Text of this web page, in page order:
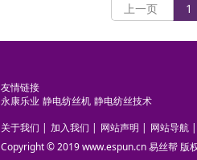
上一页 1
友情链接
永康乐业 静电纺丝机 静电纺丝技术
关于我们 | 加入我们 | 网站声明 | 网站导航 |
Copyright © 2019 www.espun.cn 易丝帮 版